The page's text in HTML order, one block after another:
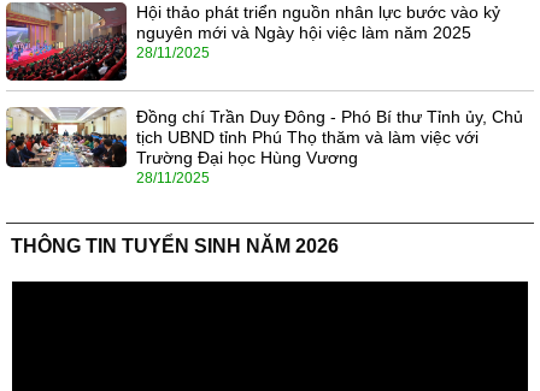
Hội thảo phát triển nguồn nhân lực bước vào kỷ
nguyên mới và Ngày hội việc làm năm 2025
28/11/2025
Đồng chí Trần Duy Đông - Phó Bí thư Tỉnh ủy, Chủ
tịch UBND tỉnh Phú Thọ thăm và làm việc với
Trường Đại học Hùng Vương
28/11/2025
THÔNG TIN TUYỂN SINH NĂM 2026